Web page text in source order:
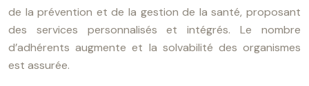
de la prévention et de la gestion de la santé, proposant
des services personnalisés et intégrés. Le nombre
d’adhérents augmente et la solvabilité des organismes
est assurée.